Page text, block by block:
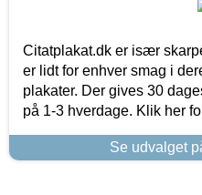
Citatplakat.dk er især
er lidt for enhver smag i
plakater. Der gives 30
på 1-3 hverdage. Klik her
Se udvalget